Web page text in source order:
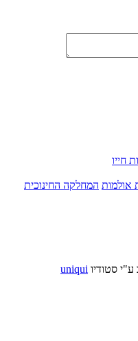
חייו
אולמות המחלקה החינוכית
ע"י סטודיו uniqui